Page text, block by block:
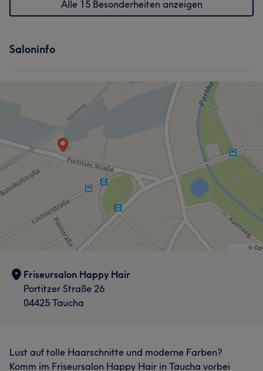
Alle 15 Besonderheiten anzeigen
Saloninfo
Friseursalon Happy Hair
Portitzer Straße 26
04425 Taucha
Lust auf tolle Haarschnitte und moderne Farben?
Komm im Friseursalon Happy Hair in Taucha vorbei